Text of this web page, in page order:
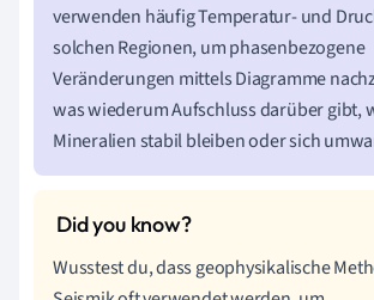
verwenden häufig Temperatur- und
solchen Regionen, um phasenbezogene
Veränderungen mittels Diagramme
was wiederum Aufschluss darüber gibt,
Mineralien stabil bleiben oder sich
Wusstest du, dass geophysikalische